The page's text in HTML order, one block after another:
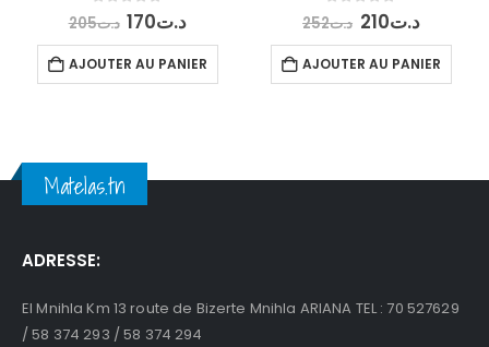
out of 5
د.ت205 Le
initial
était :
د.ت205.
د.ت170 Le
actuel
est :
AJOUTER AU PANIER
out of 5د.ت252 Le
initial
était :
د.ت252.
د.ت210 Le
actuel
est :
AJOUTER AU PANIER
Matelas.tn
ADRESSE:
El Mnihla Km 13 route de Bizerte Mnihla ARIANA TEL : 70 527629
/ 58 374 293 / 58 374 294